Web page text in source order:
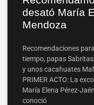
desató María
Mendoza
Recomendaciones
tiempo, papas
y unos cacahuates
PRIMER ACTO: La
María Elena Pérez-
conoció